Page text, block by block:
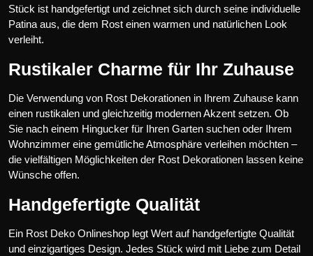
Stück ist handgefertigt und zeichnet sich durch seine individuelle
Patina aus, die dem Rost einen warmen und natürlichen Look
verleiht.
Rustikaler Charme für Ihr Zuhause
Die Verwendung von Rost Dekorationen in Ihrem Zuhause kann
einen rustikalen und gleichzeitig modernen Akzent setzen. Ob
Sie nach einem Hingucker für Ihren Garten suchen oder Ihrem
Wohnzimmer eine gemütliche Atmosphäre verleihen möchten –
die vielfältigen Möglichkeiten der Rost Dekorationen lassen keine
Wünsche offen.
Handgefertigte Qualität
Ein Rost Deko Onlineshop legt Wert auf handgefertigte Qualität
und einzigartiges Design. Jedes Stück wird mit Liebe zum Detail